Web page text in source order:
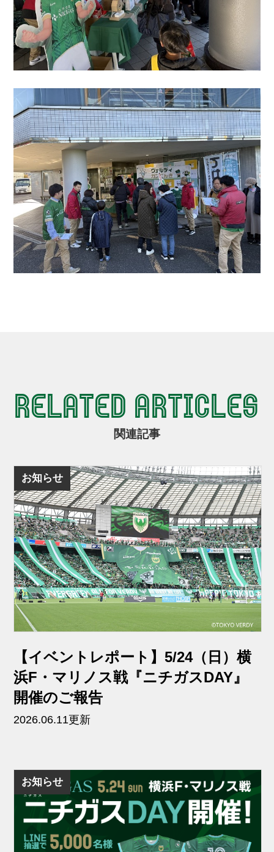
RELATED ARTICLES
関連記事
お知らせ
【イベントレポート】5/24（日）横
浜F・マリノス戦『ニチガスDAY』
開催のご報告
2026.06.11更新
お知らせ